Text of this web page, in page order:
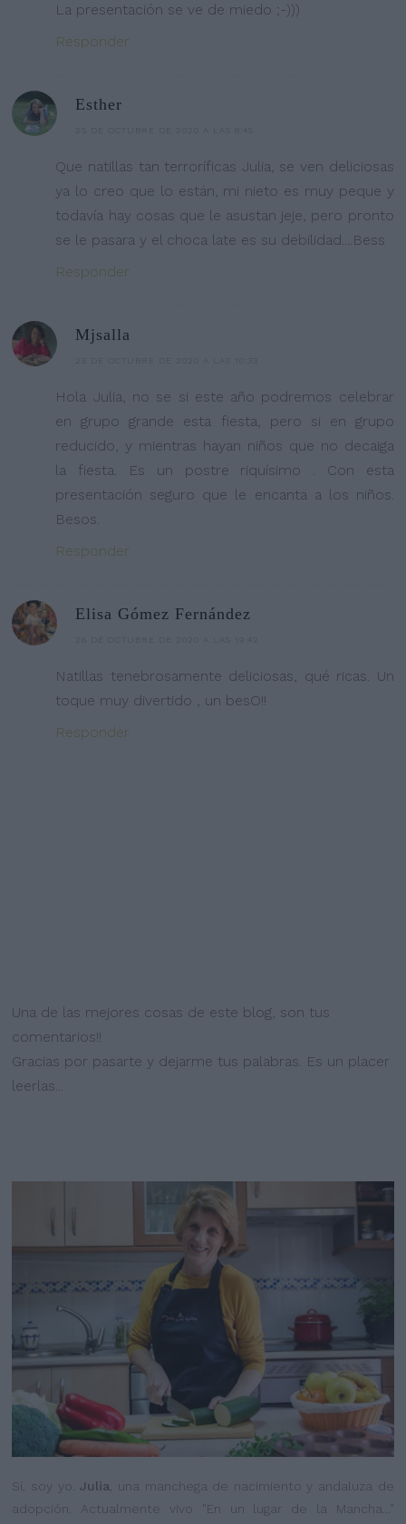
La presentación se ve de miedo ;-)))
Responder
Esther
Que natillas tan terroríficas Julia, se ven deliciosas
ya lo creo que lo están, mi nieto es muy peque y
todavía hay cosas que le asustan jeje, pero pronto
se le pasara y el choca late es su debilidad....Bess
Responder
Mjsalla
Hola Julia, no se si este año podremos celebrar
en grupo grande esta fiesta, pero si en grupo
reducido, y mientras hayan niños que no decaiga
la fiesta. Es un postre riquísimo . Con esta
presentación seguro que le encanta a los niños.
Besos.
Responder
Elisa Gómez Fernández
Natillas tenebrosamente deliciosas, qué ricas. Un
toque muy divertido , un besO!!
Responder
Una de las mejores cosas de este blog, son tus
comentarios!!
Gracias por pasarte y dejarme tus palabras. Es un placer
leerlas...
Sí, soy yo.Julia , una manchega de nacimiento y andaluza de
adopción. Actualmente vivo "En un lugar de la Mancha..."